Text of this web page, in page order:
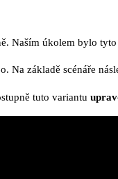
Naším úkolem bylo tyto
Na základě scénáře
tuto variantu